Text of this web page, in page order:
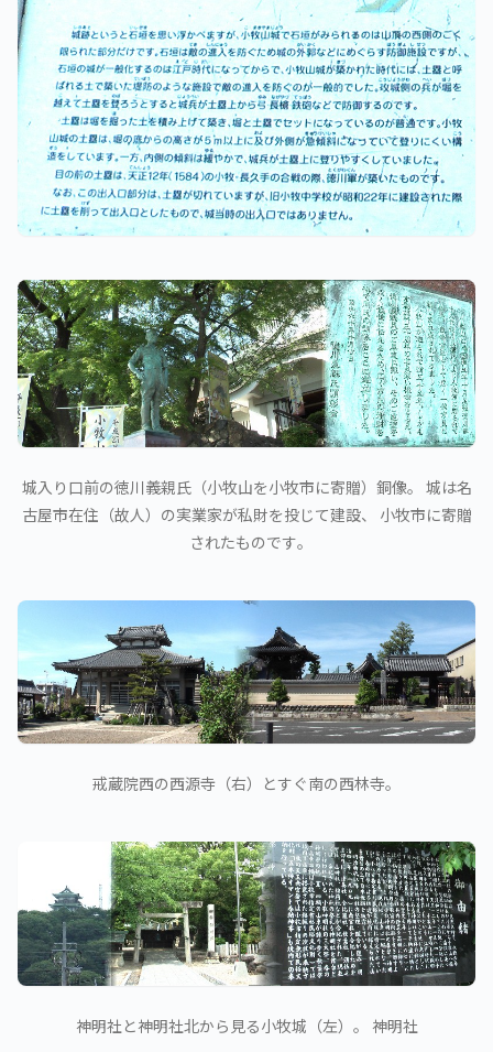
城入り口前の徳川義親氏（小牧山を小牧市に寄贈）銅像。 城は名
古屋市在住（故人）の実業家が私財を投じて建設、 小牧市に寄贈
されたものです｡
戒蔵院西の西源寺（右）とすぐ南の西林寺。
神明社と神明社北から見る小牧城（左）。 神明社